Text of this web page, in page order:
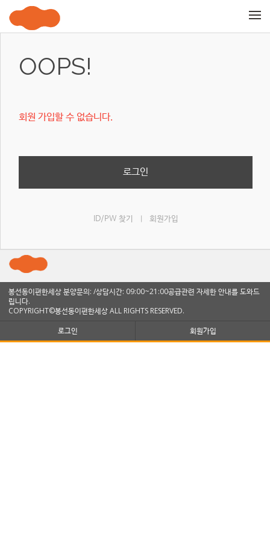
OOPS!
회원 가입할 수 없습니다.
로그인
ID/PW 찾기 회원가입
봉선동이편한세상 분양문의: /상담시간: 09:00~21:00공급관련 자세한 안내를 도와드
립니다.
COPYRIGHT©봉선동이편한세상 ALL RIGHTS RESERVED.
로그인
회원가입